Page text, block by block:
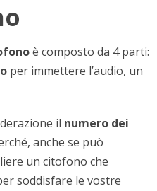
è composto da 4 parti:
per immettere l’audio, un
il numero dei
anche se può
un citofono che
soddisfare le vostre